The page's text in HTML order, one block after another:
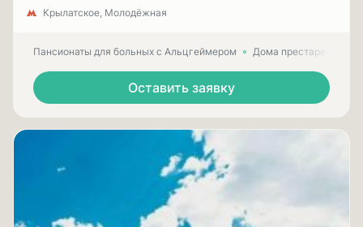
Крылатское, Молодёжная
Пансионаты для больных с Альцгеймером Дома престарелых
Оставить заявку